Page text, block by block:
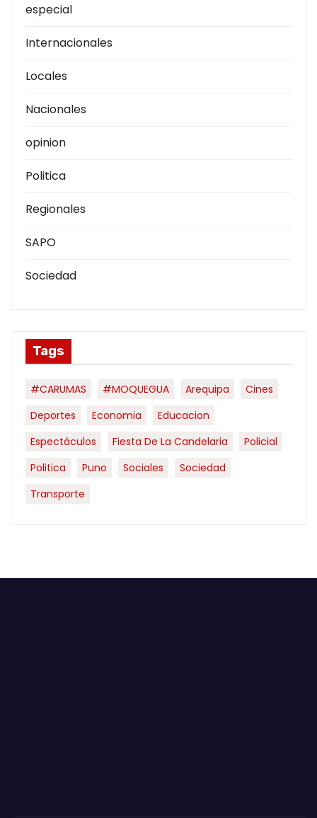
especial
Internacionales
Locales
Nacionales
opinion
Politica
Regionales
SAPO
Sociedad
Tags
#CARUMAS #MOQUEGUA Arequipa
Cines
Deportes
Economia
Educacion
Espectáculos
Fiesta De La Candelaria
Policial
Politica
Puno Sociales
Sociedad
Transporte